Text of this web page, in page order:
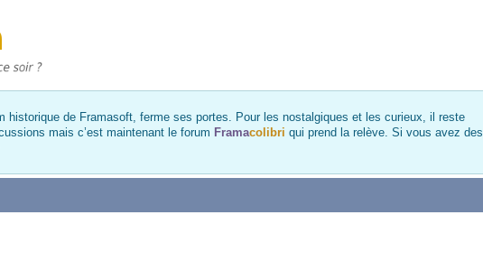
historique de Framasoft, ferme ses portes. Pour les nostalgiques et les curieux, il reste
mais c’est maintenant le forum Framacolibri qui prend la relève. Si vous avez des